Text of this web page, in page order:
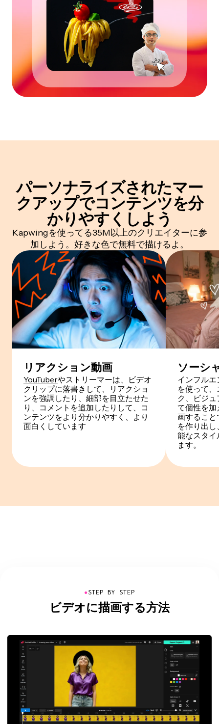
パーソナライズされたマー
クアップでコンテンツを分
かりやすくしよう
Kapwingを使ってる35M以上のクリエイターに参
加しよう。好きな色で無料で描けるよ。
リアクション動画
YouTuberやストリーマーは、ビデオ
クリップに落書きして、リアクショ
ンを強調したり、細部を目立たせた
り、コメントを追加したりして、コ
ンテンツをより分かりやすく、より
面白くしています
ソーシ
インフル
を使って
ク、ビジ
て個性を加
画すること
を作り出
能なスタイ
ます。
●STEP BY STEP
ビデオに描画する方法